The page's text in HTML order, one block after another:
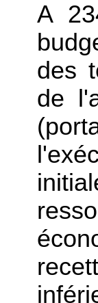
A
des
de